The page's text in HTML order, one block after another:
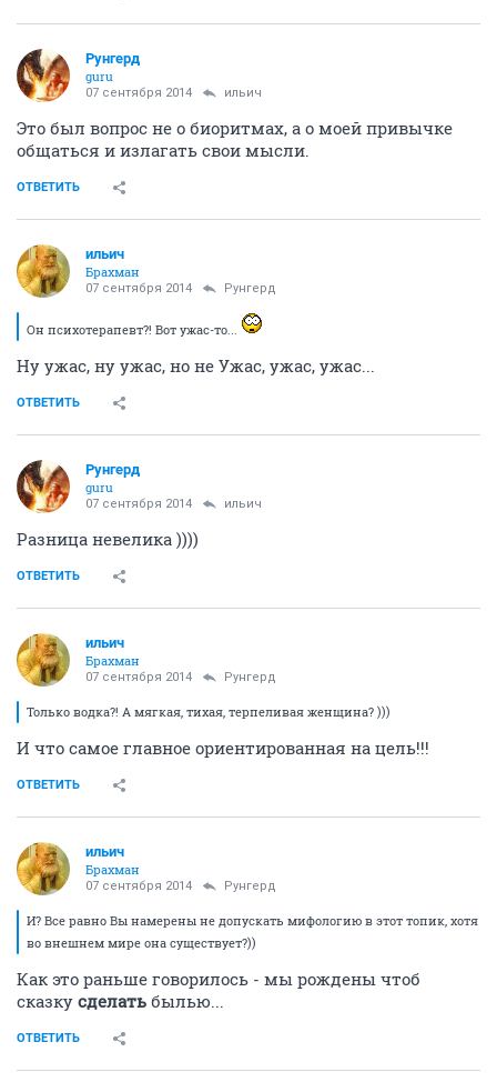
Рунгерд
guru
07 сентября 2014 ильич
Это был вопрос не о биоритмах, а о моей привычке
общаться и излагать свои мысли.
ОТВЕТИТЬ
ильич
Брахман
07 сентября 2014 Рунгерд
Он психотерапевт?! Вот ужас-то...
Ну ужас, ну ужас, но не Ужас, ужас, ужас...
ОТВЕТИТЬ
Рунгерд
guru
07 сентября 2014 ильич
Разница невелика ))))
ОТВЕТИТЬ
ильич
Брахман
07 сентября 2014 Рунгерд
Только водка?! А мягкая, тихая, терпеливая женщина? )))
И что самое главное ориентированная на цель!!!
ОТВЕТИТЬ
ильич
Брахман
07 сентября 2014 Рунгерд
И? Все равно Вы намерены не допускать мифологию в этот топик, хотя
во внешнем мире она существует?))
Как это раньше говорилось - мы рождены чтоб
сказку сделать былью...
ОТВЕТИТЬ